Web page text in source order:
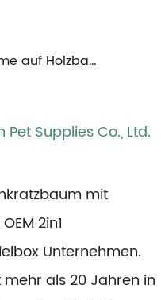
auf Holzbasis
Supplies Co., Ltd.
mit
OEM 2in1
Unternehmen.
als 20 Jahren in